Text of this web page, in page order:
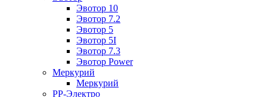
Эвотор 10
Эвотор 7.2
Эвотор 5
Эвотор 5I
Эвотор 7.3
Эвотор Power
Меркурий
Меркурий
РР-Электро